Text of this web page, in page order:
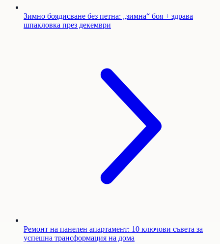
Зимно боядисване без петна: „зимна“ боя + здрава
шпакловка през декември
Ремонт на панелен апартамент: 10 ключови съвета за
успешна трансформация на дома